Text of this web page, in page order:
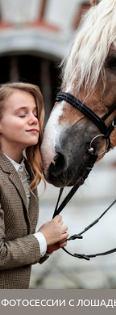
ФОТОСЕССИИ С